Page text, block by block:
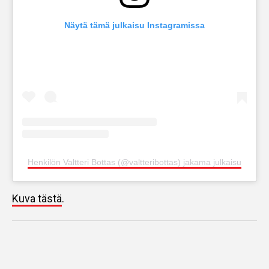
Näytä tämä julkaisu Instagramissa
Henkilön Valtteri Bottas (@valtteribottas) jakama julkaisu
Kuva tästä.